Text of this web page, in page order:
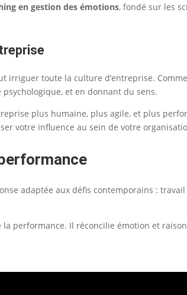
en gestion des émotions, fondé sur les
irriguer toute la culture d’entreprise.
et en donnant du sens.
plus humaine, plus agile, et plus
votre influence au sein de votre
adaptée aux défis contemporains :
performance. Il réconcilie émotion et